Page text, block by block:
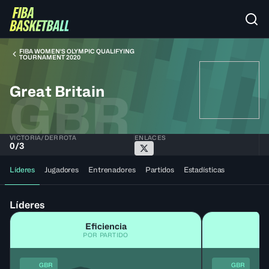
FIBA WOMEN'S OLYMPIC QUALIFYING
TOURNAMENT 2020
Great Britain
GBR
VICTORIA/DERROTA
0/3
ENLACES
Líderes Jugadores Entrenadores Partidos Estadísticas
Líderes
Eficiencia
POR PARTIDO
GBR GBR